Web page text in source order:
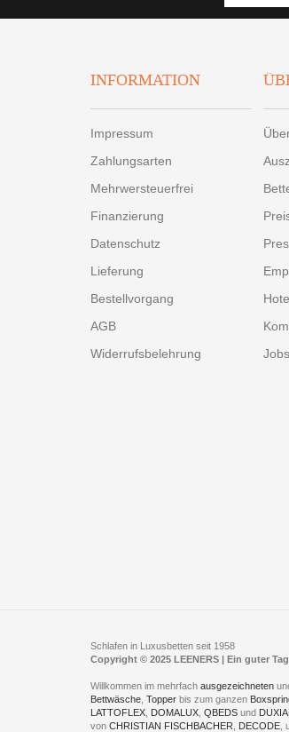
INFORMATION
Impressum
Zahlungsarten
Mehrwersteuerfrei
Finanzierung
Datenschutz
Lieferung
Bestellvorgang
AGB
Widerrufsbelehrung
Jobs
Schlafen in Luxusbetten seit 1958
Copyright © 2025 LEENERS | Ein guter
Willkommen im mehrfach ausgezeichneten
Bettwäsche Topper bis zum ganzen
LATTOFLEX DOMALUX QBEDS und
von CHRISTIAN FISCHBACHER DECODE ,